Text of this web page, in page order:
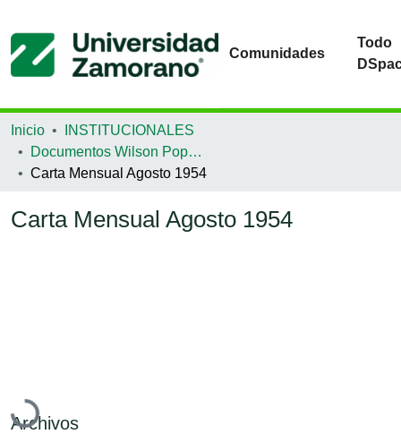
Comunidades
Todo
Inicio
INSTITUCIONALES
Documentos Wilson Popenoe
Carta Mensual Agosto 1954
Carta Mensual Agosto 1954
Cargando...
Archivos